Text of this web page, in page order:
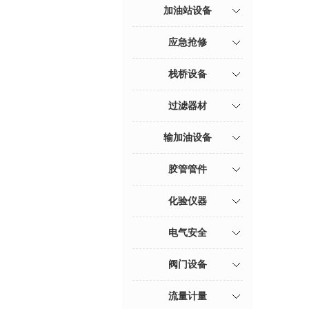
加油站设备
应急抢修
栈桥设备
过滤器材
输加油设备
胶管管件
化验仪器
电气安全
阀门设备
流量计量